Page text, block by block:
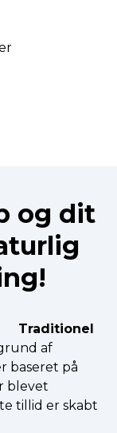
og dit
Traditionel
af
baseret på
blevet
tillid er skabt